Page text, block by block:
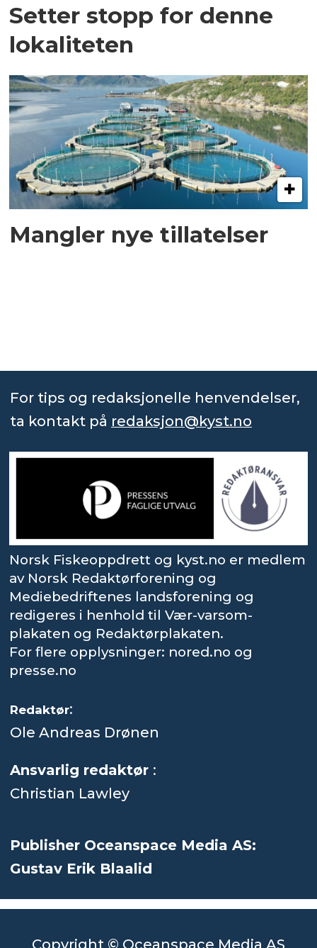
Setter stopp for denne
lokaliteten
Mangler nye tillatelser
For tips og redaksjonelle henvendelser,
ta kontakt på redaksjon@kyst.no
Norsk Fiskeoppdrett og kyst.no er medlem
av Norsk Redaktørforening og
Mediebedriftenes landsforening og
redigeres i henhold til Vær-varsom-
plakaten og Redaktørplakaten.
For flere opplysninger: nored.no og
presse.no
Redaktør:
Ole Andreas Drønen
Ansvarlig redaktør :
Christian Lawley
Publisher Oceanspace Media AS:
Gustav Erik Blaalid
Copyright © Oceanspace Media AS